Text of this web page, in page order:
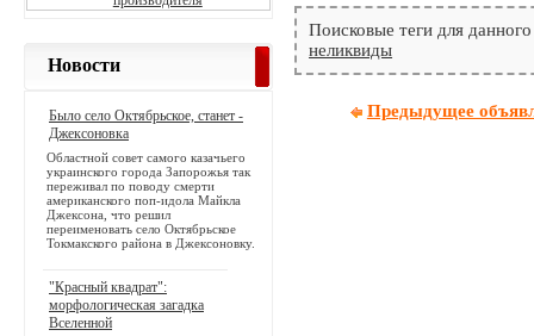
Поисковые теги для
неликвиды
Предыдущее
Новости
Было село Октябрьское, станет -
Джексоновка
Областной совет самого казачьего
украинского города Запорожья так
переживал по поводу смерти
американского поп-идола Майкла
Джексона, что решил
переименовать село Октябрьское
Токмакского района в Джексоновку.
"Красный квадрат":
морфологическая загадка
Вселенной